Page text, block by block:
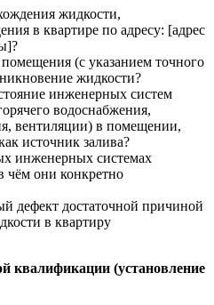
жидкости,
в квартире по адресу: [адрес
(с указанием точного
жидкости?
инженерных систем
водоснабжения,
вентиляции) в помещении,
источник залива?
инженерных системах
чём они конкретно
дефект достаточной причиной
в квартиру
квалификации (установление